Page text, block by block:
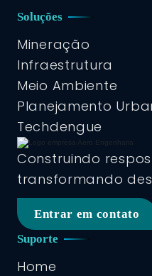
Construindo
transformando
Entrar em contato
Suporte
Home
Soluções
Mineração
Infraestrutura
Meio Ambiente
Planejamento
Techdengue